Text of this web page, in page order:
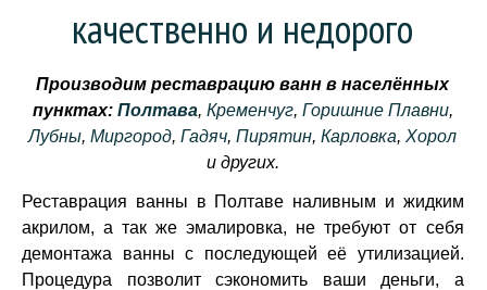
качественно и недорого
Производим реставрацию ванн в населённых
пунктах: Полтава, Кременчуг, Горишние Плавни,
Лубны,Миргород,Гадяч,Пирятин,Карловка,Хорол
и других.
Реставрация ванны в Полтаве наливным и жидким
акрилом, а так же эмалировка, не требуют от себя
демонтажа ванны с последующей её утилизацией.
Процедура позволит сэкономить ваши деньги, а